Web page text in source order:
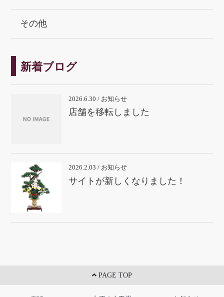
その他
新着ブログ
2026.6.30 / お知らせ
店舗を移転しました
2026.2.03 / お知らせ
サイトが新しくなりました！
PAGE TOP